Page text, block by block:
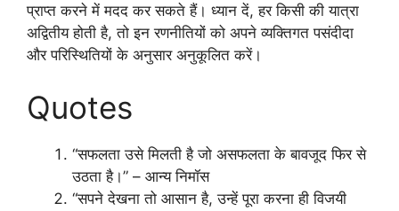
प्राप्त करने में मदद कर सकते हैं। ध्यान दें, हर किसी की यात्रा
अद्वितीय होती है, तो इन रणनीतियों को अपने व्यक्तिगत पसंदीदा
और परिस्थितियों के अनुसार अनुकूलित करें।
Quotes
“सफलता उसे मिलती है जो असफलता के बावजूद फिर से
उठता है।” – आन्य निमॉस
“सपने देखना तो आसान है, उन्हें पूरा करना ही विजयी